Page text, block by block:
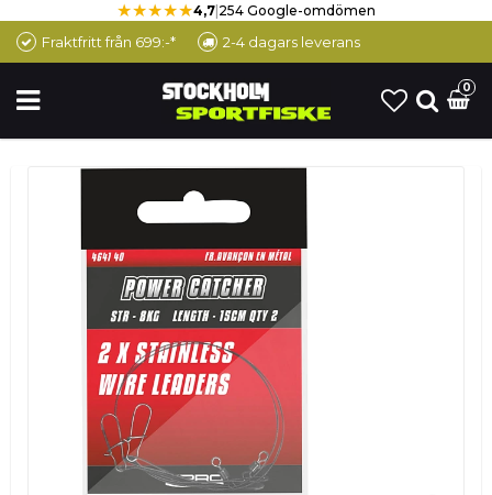
★★★★★4,7 254 Google-omdömen
Fraktfritt från 699:-* 2-4 dagars leverans
0